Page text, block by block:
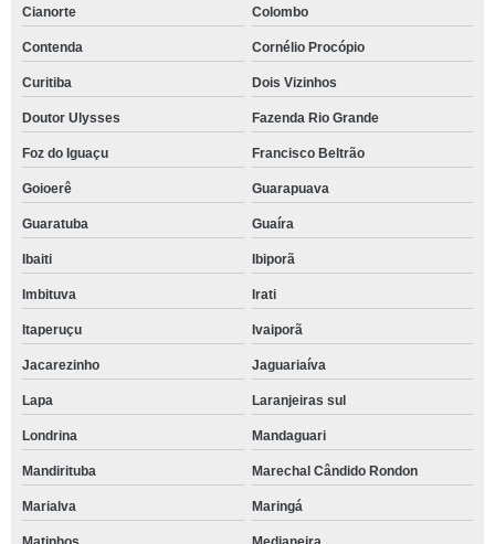
Cianorte Colombo
Contenda Cornélio Procópio
Curitiba Dois Vizinhos
Doutor Ulysses Fazenda Rio Grande
Foz do Iguaçu Francisco Beltrão
Goioerê Guarapuava
Guaratuba Guaíra
Ibaiti Ibiporã
Imbituva Irati
Itaperuçu Ivaiporã
Jacarezinho Jaguariaíva
Lapa Laranjeiras sul
Londrina Mandaguari
Mandirituba Marechal Cândido Rondon
Marialva Maringá